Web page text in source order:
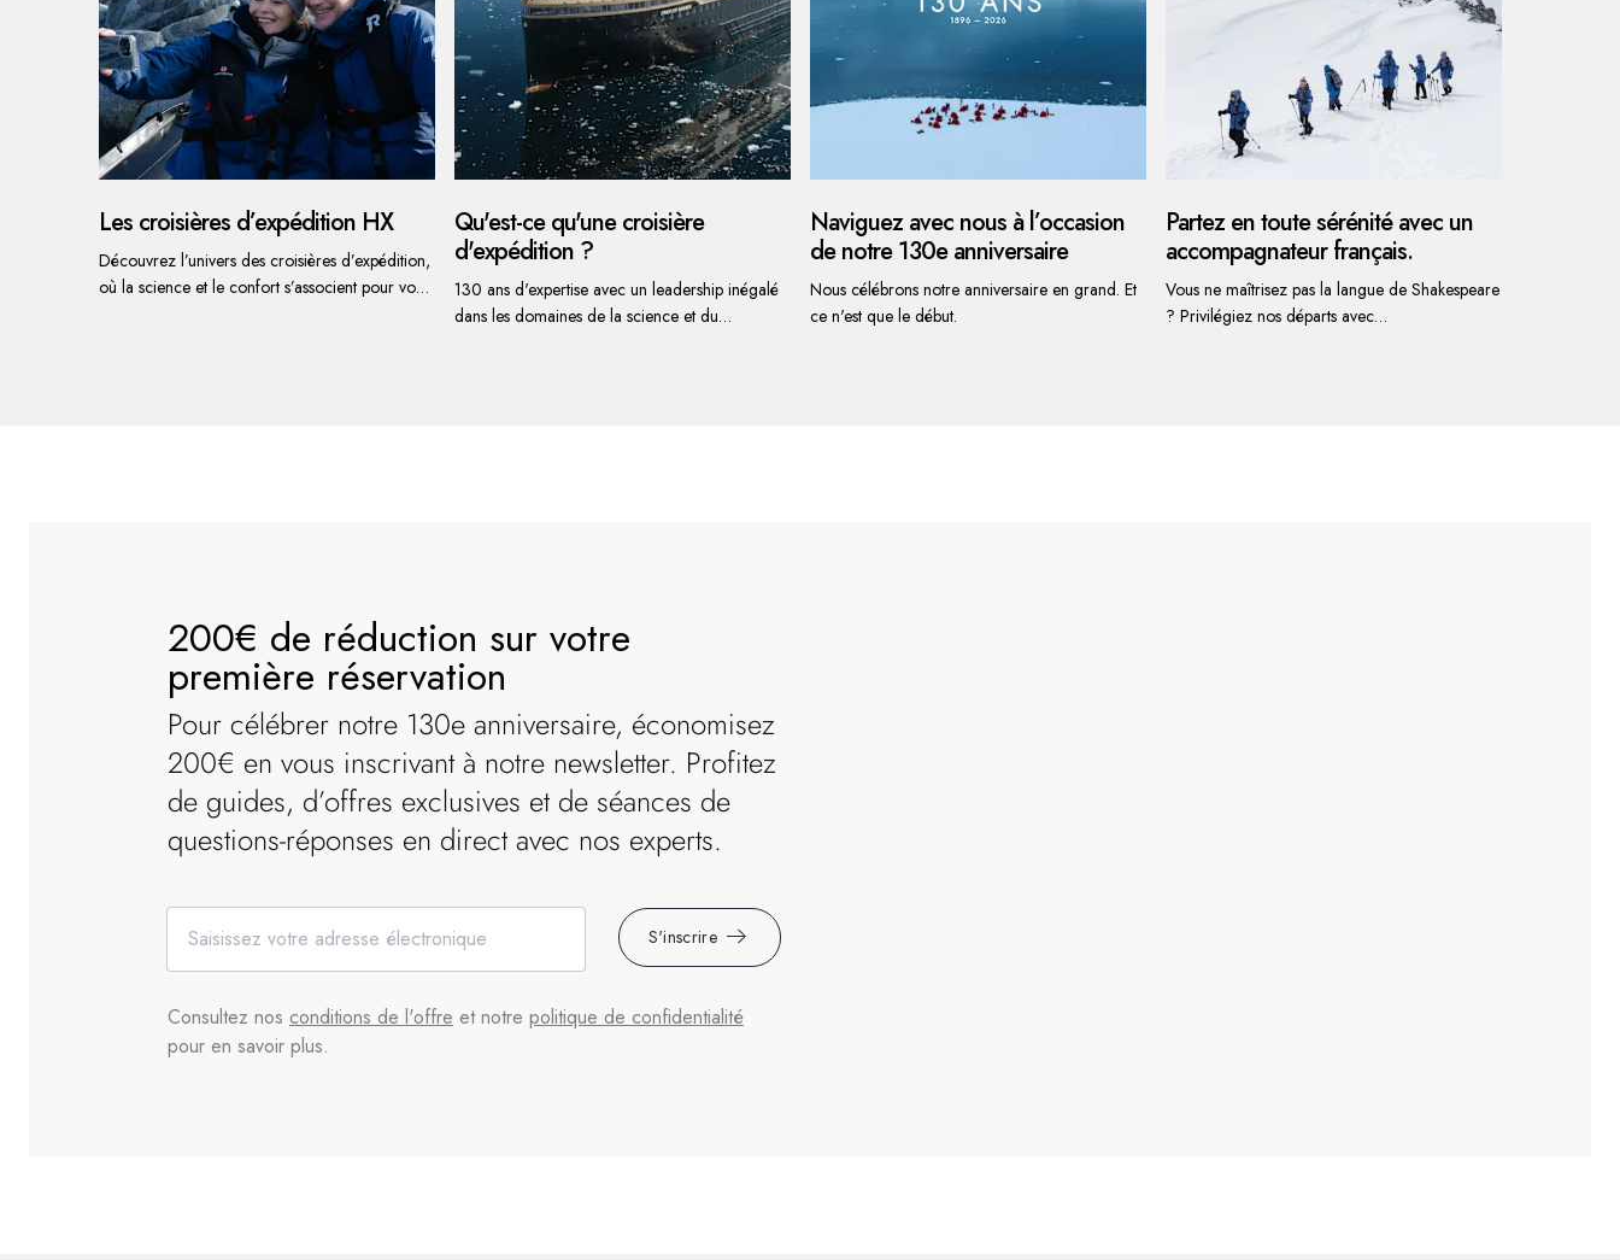
Les croisières d’expédition HX
Découvrez l’univers des croisières d’expédition,
où la science et le confort s’associent pour vous
Qu'est-ce qu'une croisière
d'expédition ?
130 ans d'expertise avec un leadership inégalé
dans les domaines de la science et du
croisière HX.
Naviguez avec nous à l’occasion
de notre 130e anniversaire
Nous célébrons notre anniversaire en grand. Et
ce n'est que le début.
Partez en toute sérénité avec un
accompagnateur français.
Vous ne maîtrisez pas la langue de Shakespeare
? Privilégiez nos départs avec
200€ de réduction sur votre
première réservation
Pour célébrer notre 130e anniversaire, économisez
200€ en vous inscrivant à notre newsletter. Profitez
de guides, d’offres exclusives et de séances de
questions-réponses en direct avec nos experts.
S'inscrire
Consultez nos conditions de l'offre et notre politique de confidentialité
pour en savoir plus.